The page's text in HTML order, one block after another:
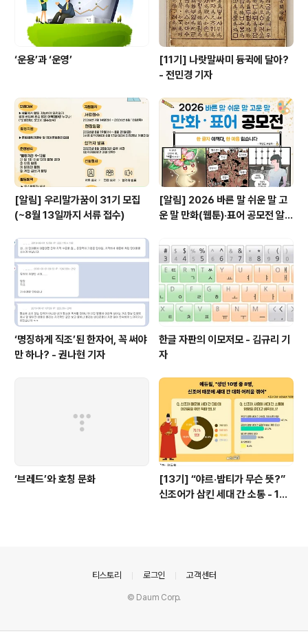
‘운용’과 ‘운영’
[11기] 나랏말싸미 듕귁에 달아?
- 전민경 기자
[알림] 우리말가꿈이 31기 모집
(~8월 13일까지 서류 접수)
[알림] 2026 바른 말 쉬운 말 고
운 말 만화(웹툰)·표어 공모전 알림
‘명징하게 직조’된 한자어, 꼭 써야
만 하나? - 권나현 기자
한글 자판의 이모저모 - 김규리 기
자
‘브레드’와 호칭 문화
[13기] “야르·밤티가 무슨 뜻?”
신조어가 삼킨 세대 간 소통 - 13
티스토리 로그인 고객센터
© Daum Corp.